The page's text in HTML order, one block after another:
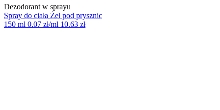
Dezodorant w sprayu
Spray do ciała Żel pod prysznic
150 ml 0.07 zł/ml 10.63 zł